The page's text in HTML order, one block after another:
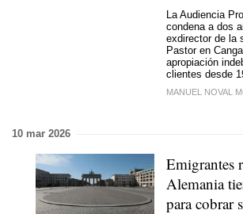
La Audiencia
condena a dos
exdirector de la
Pastor en
apropiación
clientes desde
MANUEL NOVAL
10 mar 2026
Emigrantes
Alemania
para cobrar